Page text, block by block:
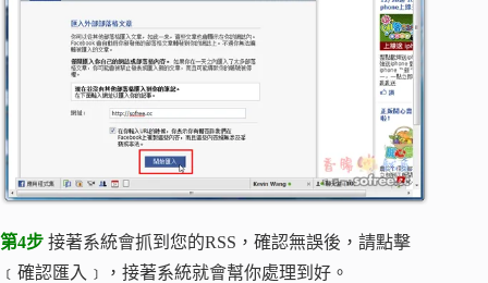
第4步 接著系統會抓到您的RSS，確認無誤後，請點擊
﹝確認匯入﹞，接著系統就會幫你處理到好。